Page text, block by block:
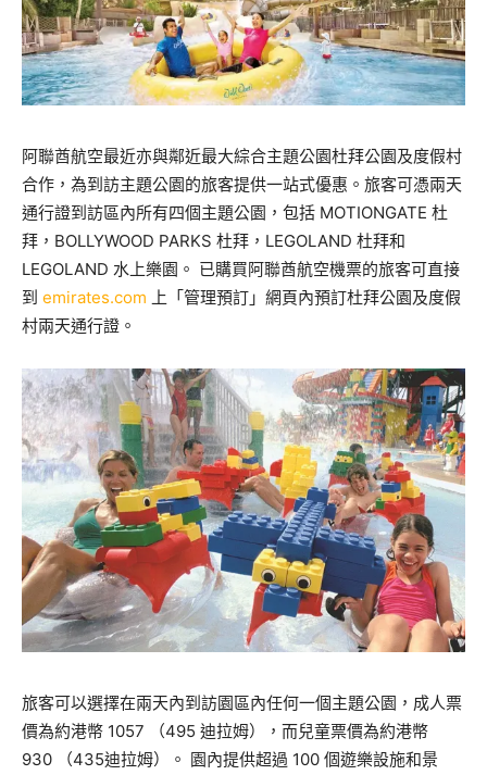
阿聯酋航空最近亦與鄰近最大綜合主題公園杜拜公園及度假村
合作，為到訪主題公園的旅客提供一站式優惠。旅客可憑兩天
通行證到訪區內所有四個主題公園，包括 MOTIONGATE 杜
拜，BOLLYWOOD PARKS 杜拜，LEGOLAND 杜拜和
LEGOLAND 水上樂園。 已購買阿聯酋航空機票的旅客可直接
到 emirates.com 上「管理預訂」網頁內預訂杜拜公園及度假
村兩天通行證。
旅客可以選擇在兩天內到訪園區內任何一個主題公園，成人票
價為約港幣 1057 （495 迪拉姆），而兒童票價為約港幣
930 （435迪拉姆）。 園內提供超過 100 個遊樂設施和景